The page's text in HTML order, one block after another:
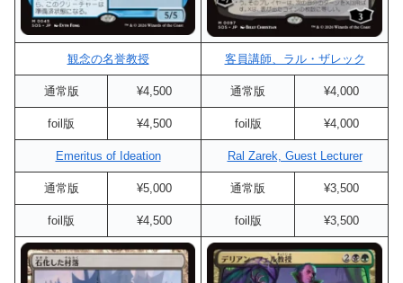
観念の名誉教授 客員講師、ラル・ザレック
通常版 ¥4,500 通常版 ¥4,000
foil版 ¥4,500 foil版 ¥4,000
Emeritus of Ideation Ral Zarek, Guest Lecturer
通常版 ¥5,000 通常版 ¥3,500
foil版 ¥4,500 foil版 ¥3,500